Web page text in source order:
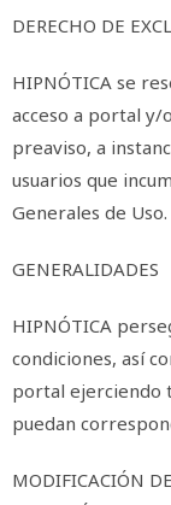
DERECHO DE
HIPNÓTICA se
acceso a portal y/
preaviso, a
usuarios que
Generales de Uso.
GENERALIDADES
HIPNÓTICA
condiciones, así
portal ejerciendo
puedan
MODIFICACIÓN